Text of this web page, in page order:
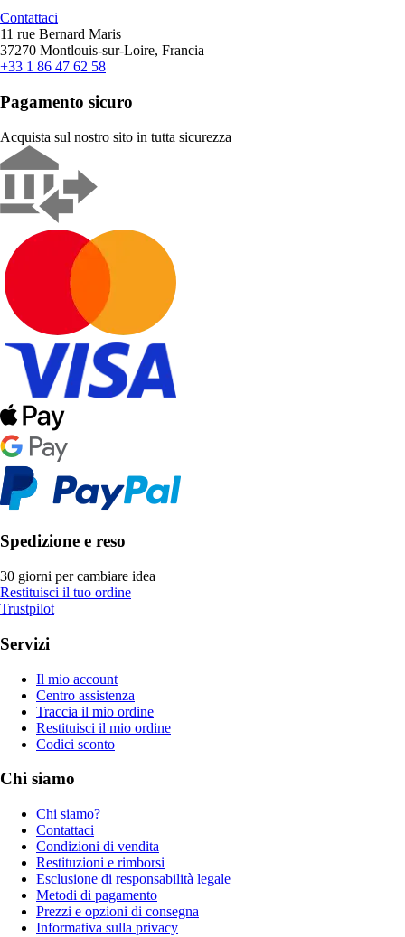
Contattaci
11 rue Bernard Maris
37270 Montlouis-sur-Loire, Francia
+33 1 86 47 62 58
Pagamento sicuro
Acquista sul nostro sito in tutta sicurezza
Spedizione e reso
30 giorni per cambiare idea
Restituisci il tuo ordine
Trustpilot
Servizi
Il mio account
Centro assistenza
Traccia il mio ordine
Restituisci il mio ordine
Codici sconto
Chi siamo
Chi siamo?
Contattaci
Condizioni di vendita
Restituzioni e rimborsi
Esclusione di responsabilità legale
Metodi di pagamento
Prezzi e opzioni di consegna
Informativa sulla privacy